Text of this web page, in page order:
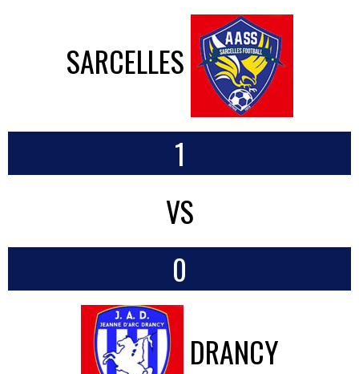
SARCELLES
1
VS
0
DRANCY